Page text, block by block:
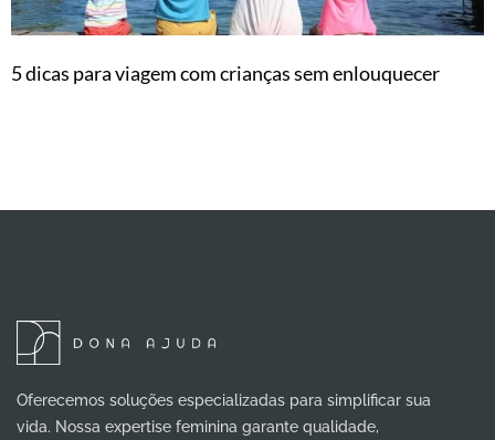
5 dicas para viagem com crianças sem enlouquecer
Oferecemos soluções especializadas para simplificar sua
vida. Nossa expertise feminina garante qualidade,